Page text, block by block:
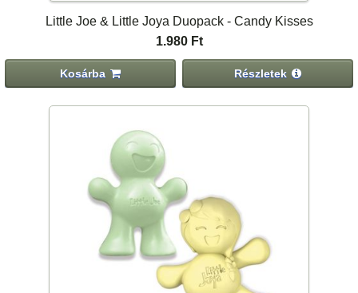
Little Joe & Little Joya Duopack - Candy Kisses
1.980 Ft
Kosárba Részletek